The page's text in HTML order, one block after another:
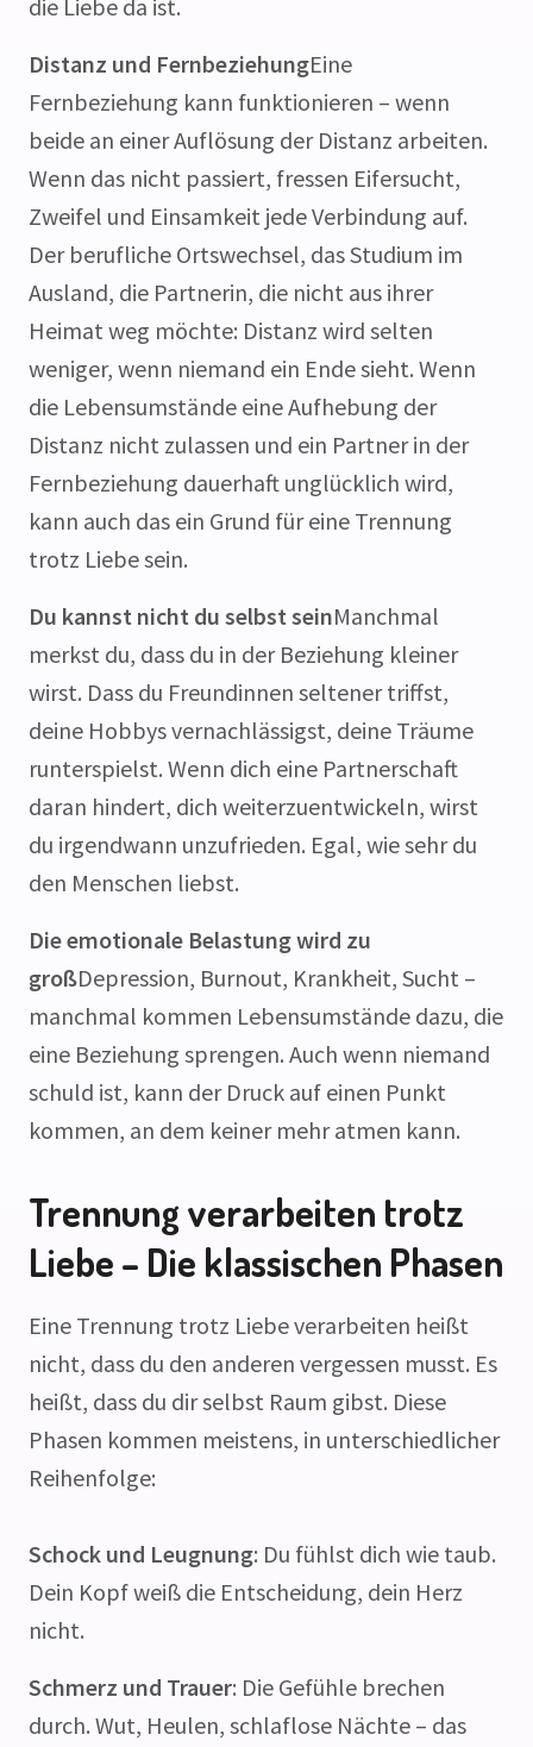
die Liebe da ist.
Distanz und FernbeziehungEine
Fernbeziehung kann funktionieren – wenn
beide an einer Auflösung der Distanz arbeiten.
Wenn das nicht passiert, fressen Eifersucht,
Zweifel und Einsamkeit jede Verbindung auf.
Der berufliche Ortswechsel, das Studium im
Ausland, die Partnerin, die nicht aus ihrer
Heimat weg möchte: Distanz wird selten
weniger, wenn niemand ein Ende sieht. Wenn
die Lebensumstände eine Aufhebung der
Distanz nicht zulassen und ein Partner in der
Fernbeziehung dauerhaft unglücklich wird,
kann auch das ein Grund für eine Trennung
trotz Liebe sein.
Du kannst nicht du selbst seinManchmal
merkst du, dass du in der Beziehung kleiner
wirst. Dass du Freundinnen seltener triffst,
deine Hobbys vernachlässigst, deine Träume
runterspielst. Wenn dich eine Partnerschaft
daran hindert, dich weiterzuentwickeln, wirst
du irgendwann unzufrieden. Egal, wie sehr du
den Menschen liebst.
Die emotionale Belastung wird zu
großDepression, Burnout, Krankheit, Sucht –
manchmal kommen Lebensumstände dazu, die
eine Beziehung sprengen. Auch wenn niemand
schuld ist, kann der Druck auf einen Punkt
kommen, an dem keiner mehr atmen kann.
Trennung verarbeiten trotz
Liebe – Die klassischen Phasen
Eine Trennung trotz Liebe verarbeiten heißt
nicht, dass du den anderen vergessen musst. Es
heißt, dass du dir selbst Raum gibst. Diese
Phasen kommen meistens, in unterschiedlicher
Reihenfolge:
Schock und Leugnung: Du fühlst dich wie taub.
Dein Kopf weiß die Entscheidung, dein Herz
nicht.
Schmerz und Trauer: Die Gefühle brechen
durch. Wut, Heulen, schlaflose Nächte – das